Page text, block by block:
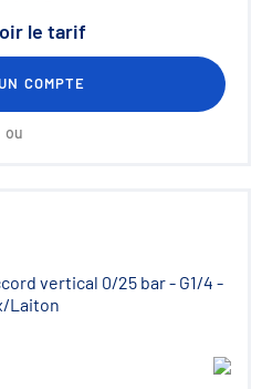
le tarif
COMPTE
ou